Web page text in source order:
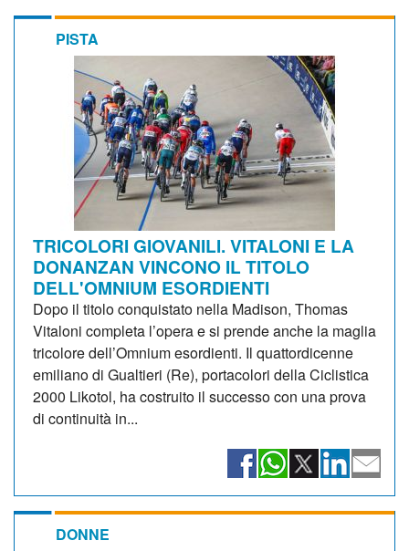
PISTA
TRICOLORI GIOVANILI. VITALONI E LA
DONANZAN VINCONO IL TITOLO
DELL'OMNIUM ESORDIENTI
Dopo il titolo conquistato nella Madison, Thomas
Vitaloni completa l’opera e si prende anche la maglia
tricolore dell’Omnium esordienti. Il quattordicenne
emiliano di Gualtieri (Re), portacolori della Ciclistica
2000 Likotol, ha costruito il successo con una prova
di continuità in...
DONNE